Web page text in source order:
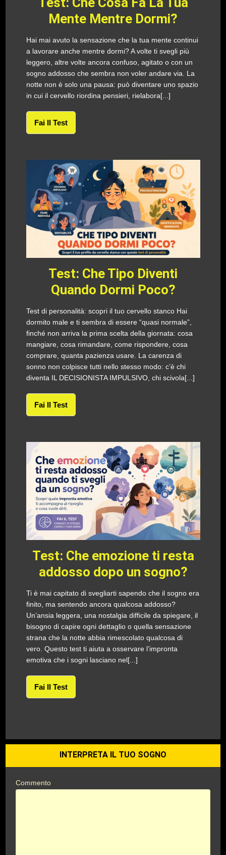
Mente Mentre Dormi?
Hai mai avuto la sensazione che la tua mente continui
a lavorare anche mentre dormi? A volte ti svegli più
leggero, altre volte ancora confuso, agitato o con un
sogno addosso che sembra non voler andare via. La
notte non è solo una pausa: può diventare uno spazio
in cui il cervello riordina pensieri, rielabora[...]
Fai Il Test
Test: Che Tipo Diventi
Quando Dormi Poco?
Test di personalità: scopri il tuo cervello stanco Hai
dormito male e ti sembra di essere “quasi normale”,
finché non arriva la prima scelta della giornata: cosa
mangiare, cosa rimandare, come rispondere, cosa
comprare, quanta pazienza usare. La carenza di
sonno non colpisce tutti nello stesso modo: c’è chi
diventa IL DECISIONISTA IMPULSIVO, chi scivola[...]
Fai Il Test
Test: Che emozione ti resta
addosso dopo un sogno?
Ti è mai capitato di svegliarti sapendo che il sogno era
finito, ma sentendo ancora qualcosa addosso?
Un’ansia leggera, una nostalgia difficile da spiegare, il
bisogno di capire ogni dettaglio o quella sensazione
strana che la notte abbia rimescolato qualcosa di
vero. Questo test ti aiuta a osservare l’impronta
emotiva che i sogni lasciano nel[...]
Fai Il Test
INTERPRETA IL TUO SOGNO
Commento